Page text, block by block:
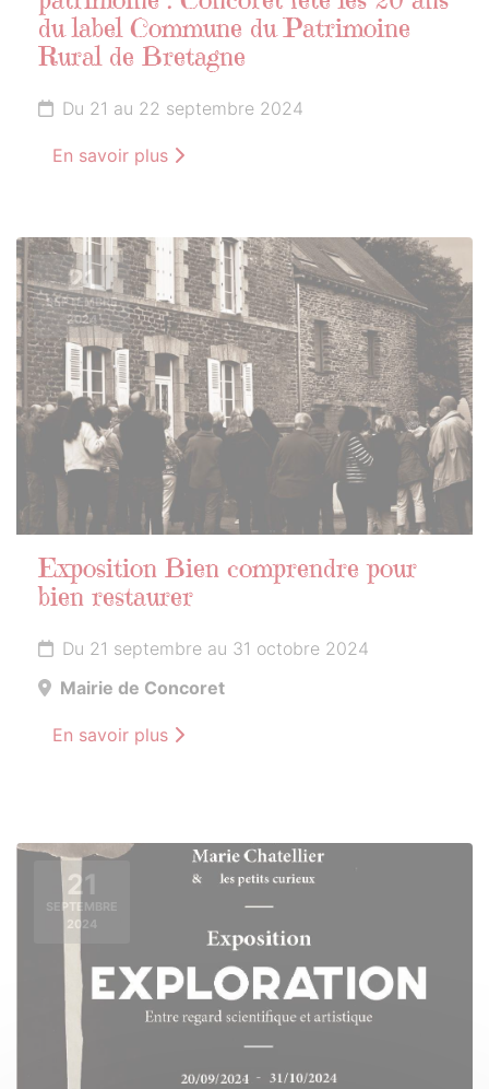
du label Commune du Patrimoine
Rural de Bretagne
Du 21 au 22 septembre 2024
En savoir plus
21
SEPTEMBRE
2024
Exposition Bien comprendre pour
bien restaurer
Du 21 septembre au 31 octobre 2024
Mairie de Concoret
En savoir plus
21
SEPTEMBRE
2024